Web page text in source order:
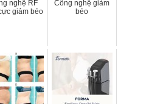
nghệ RF
giảm béo
Công nghệ giảm
béo